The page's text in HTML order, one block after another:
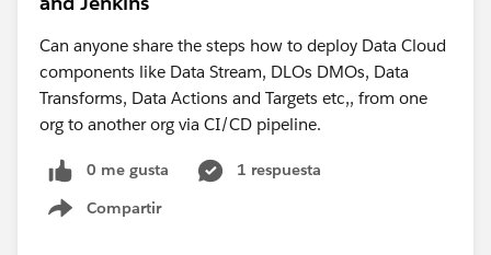
Can anyone share the steps how to deploy Data Cloud
components like Data Stream, DLOs DMOs, Data
Transforms, Data Actions and Targets etc,, from one
org to another org via CI/CD pipeline.
0 me gusta
1 respuesta
Compartir
Show menu